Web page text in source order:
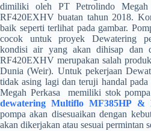
dimiliki oleh PT Petrolindo
RF420EXHV buatan tahun 2018.
baik seperti terlihat pada gambar.
cocok untuk proyek Dewatering
kondisi air yang akan dihisap dan
RF420EXHV merupakan salah
Dunia (Weir). Untuk pekerjaan
tidak asing lagi dan teruji handal
Megah Perkasa memiliki stok
dewatering Multiflo MF385HP &
pompa akan disesuaikan dengan
akan dikerjakan atau sesuai permintan